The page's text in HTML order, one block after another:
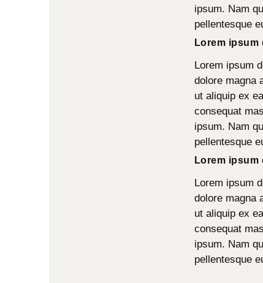
ipsum. Nam
pellentesque
Lorem
Lorem ipsum
dolore magna
ut aliquip ex
consequat
ipsum. Nam
pellentesque
Lorem
Lorem ipsum
dolore magna
ut aliquip ex
consequat
ipsum. Nam
pellentesque